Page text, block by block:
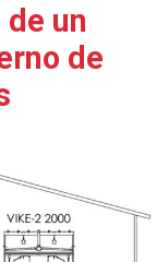
un
de